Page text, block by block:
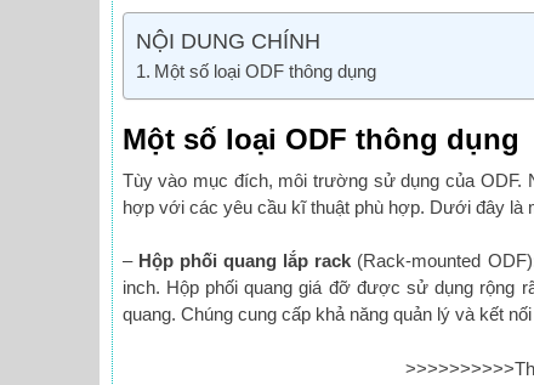
NỘI DUNG CHÍNH
Một số loại ODF thông dụng
Một số loại ODF thông dụng
Tùy vào mục đích, môi trường sử dụng của ODF.
hợp với các yêu cầu kĩ thuật phù hợp. Dưới đây là
– Hộp phối quang lắp rack (Rack-mounted
inch. Hộp phối quang giá đỡ được sử dụng rộng
quang. Chúng cung cấp khả năng quản lý và kết